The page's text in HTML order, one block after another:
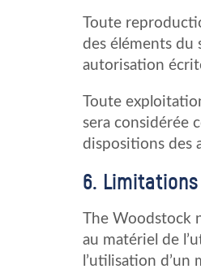
Toute
des éléments du
autorisation
Toute
sera considérée
dispositions des
6.
The Woodstock
au matériel de
l’utilisation